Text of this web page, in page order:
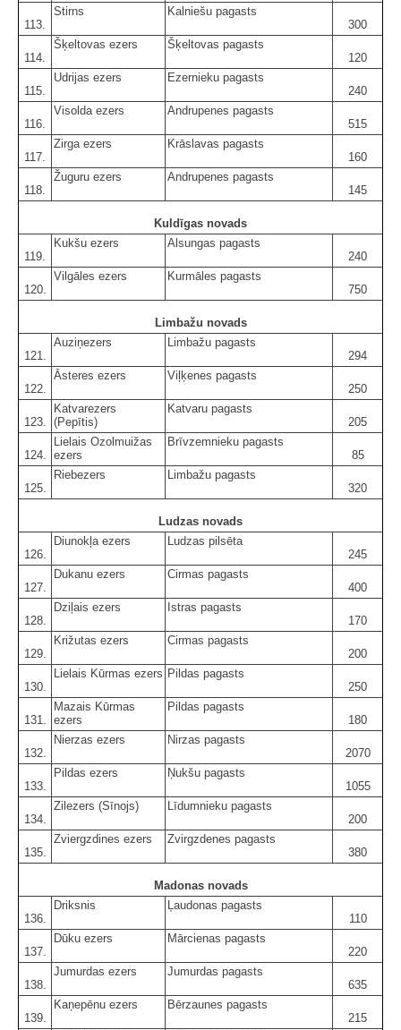
113.
Stirns
Kalniešu pagasts
300
114.
Šķeltovas ezers
Šķeltovas pagasts
120
115.
Udrijas ezers
Ezernieku pagasts
240
116.
Visolda ezers
Andrupenes pagasts
515
117.
Zirga ezers
Krāslavas pagasts
160
118.
Žuguru ezers
Andrupenes pagasts
145
Kuldīgas novads
119.
Kukšu ezers
Alsungas pagasts
240
120.
Vilgāles ezers
Kurmāles pagasts
750
Limbažu novads
121.
Auziņezers
Limbažu pagasts
294
122.
Āsteres ezers
Viļķenes pagasts
250
123.
Katvarezers
(Pepītis)
Katvaru pagasts
205
124.
Lielais Ozolmuižas
ezers
Brīvzemnieku pagasts
85
125.
Riebezers
Limbažu pagasts
320
Ludzas novads
126.
Diunokļa ezers
Ludzas pilsēta
245
127.
Dukanu ezers
Cirmas pagasts
400
128.
Dziļais ezers
Istras pagasts
170
129.
Križutas ezers
Cirmas pagasts
200
130.
Lielais Kūrmas ezers Pildas pagasts
250
131.
Mazais Kūrmas
ezers
Pildas pagasts
180
132.
Nierzas ezers
Nirzas pagasts
2070
133.
Pildas ezers
Ņukšu pagasts
1055
134.
Zilezers (Sīnojs)
Līdumnieku pagasts
200
135.
Zviergzdines ezers
Zvirgzdenes pagasts
380
Madonas novads
136.
Driksnis
Ļaudonas pagasts
110
137.
Dūku ezers
Mārcienas pagasts
220
138.
Jumurdas ezers
Jumurdas pagasts
635
139.
Kaņepēnu ezers
Bērzaunes pagasts
215